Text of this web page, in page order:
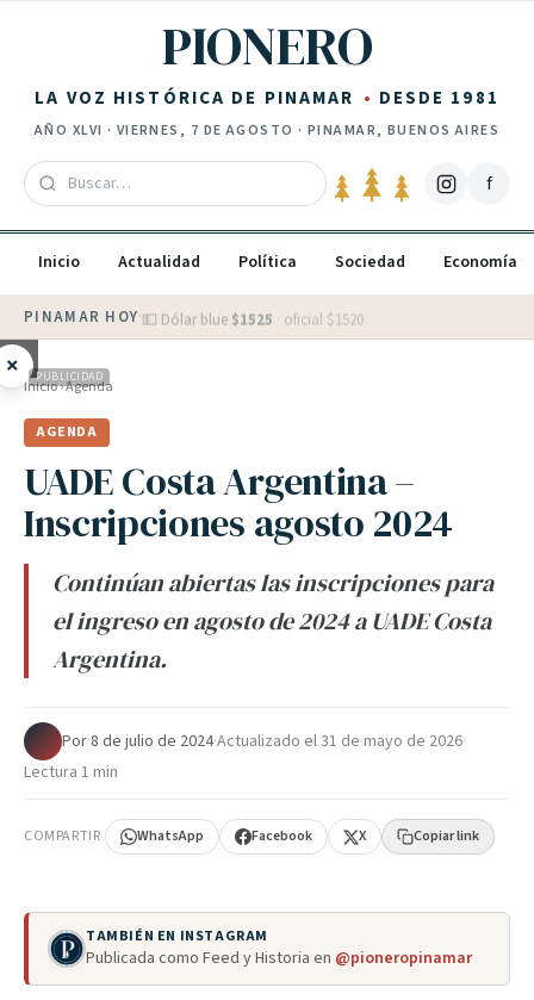
PIONERO
LA VOZ HISTÓRICA DE PINAMAR DESDE 1981
AÑO XLVI · VIERNES, 7 DE AGOSTO · PINAMAR, BUENOS AIRES
f
Inicio Actualidad Política Sociedad Economía
PINAMAR HOY·💵 Dólar blue $1525 · oficial $1520
× PUBLICIDAD
Inicio›Agenda
AGENDA
UADE Costa Argentina –
Inscripciones agosto 2024
Continúan abiertas las inscripciones para
el ingreso en agosto de 2024 a UADE Costa
Argentina.
Por·8 de julio de 2024·Actualizado el31 de mayo de 2026·
Lectura 1 min
COMPARTIR WhatsApp Facebook X Copiar link
TAMBIÉN EN INSTAGRAM
Publicada como Feed y Historia en @pioneropinamar